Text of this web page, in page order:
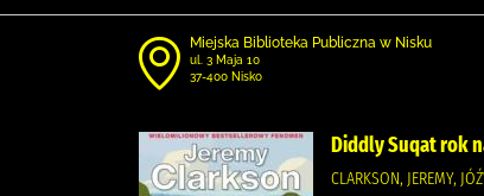
Miejska Biblioteka Publiczna w Nisku
ul. 3 Maja 10
37-400 Nisko
Diddly Suqat rok
CLARKSON, JEREMY,